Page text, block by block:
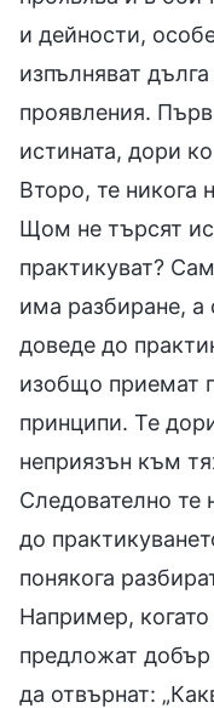
и дейности,
изпълняват
проявления.
истината, дори
Второ, те никога
Щом не търсят
практикуват?
има разбиране,
доведе до
изобщо приемат
принципи. Те
неприязън към
Следователно те
до
понякога
Например,
предложат
да отвърнат: